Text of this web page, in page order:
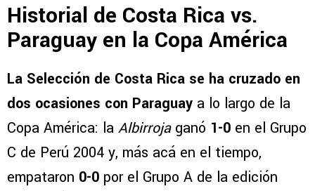
Historial de Costa Rica vs.
Paraguay en la Copa América
La Selección de Costa Rica se ha cruzado en
dos ocasiones con Paraguay a lo largo de la
Copa América: la Albirrojaganó 1-0 en el Grupo
C de Perú 2004 y, más acá en el tiempo,
empataron 0-0 por el Grupo A de la edición